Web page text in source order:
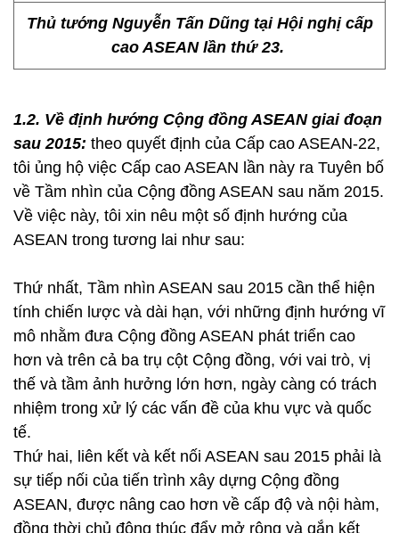
Thủ tướng Nguyễn Tấn Dũng tại Hội nghị cấp
cao ASEAN lần thứ 23.
1.2. Về định hướng Cộng đồng ASEAN giai đoạn
sau 2015: theo quyết định của Cấp cao ASEAN-22,
tôi ủng hộ việc Cấp cao ASEAN lần này ra Tuyên bố
về Tầm nhìn của Cộng đồng ASEAN sau năm 2015.
Về việc này, tôi xin nêu một số định hướng của
ASEAN trong tương lai như sau:
Thứ nhất, Tầm nhìn ASEAN sau 2015 cần thể hiện
tính chiến lược và dài hạn, với những định hướng vĩ
mô nhằm đưa Cộng đồng ASEAN phát triển cao
hơn và trên cả ba trụ cột Cộng đồng, với vai trò, vị
thế và tầm ảnh hưởng lớn hơn, ngày càng có trách
nhiệm trong xử lý các vấn đề của khu vực và quốc
tế.
Thứ hai, liên kết và kết nối ASEAN sau 2015 phải là
sự tiếp nối của tiến trình xây dựng Cộng đồng
ASEAN, được nâng cao hơn về cấp độ và nội hàm,
đồng thời chủ động thúc đẩy mở rộng và gắn kết